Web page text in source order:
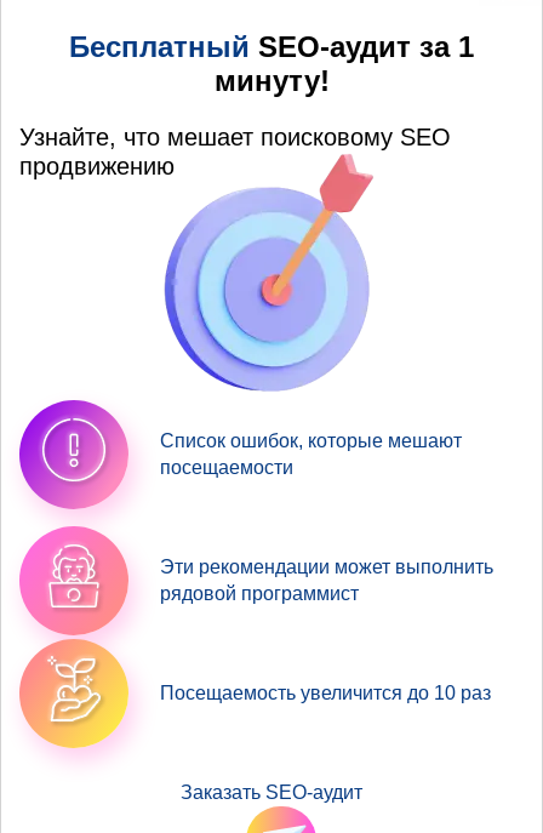
Бесплатный SEO-аудит за 1
минуту!
Узнайте, что мешает поисковому SEO
продвижению
Список ошибок, которые мешают
посещаемости
Эти рекомендации может выполнить
рядовой программист
Посещаемость увеличится до 10 раз
Заказать SEO-аудит